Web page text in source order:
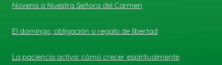
Novena a Nuestra Señora del Carmen
El domingo, obligación o regalo de libertad
La paciencia activa: cómo crecer espiritualmente